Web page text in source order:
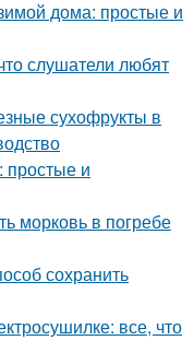
дома: простые и
слушатели любят
сухофрукты в
простые и
морковь в погребе
сохранить
все, что